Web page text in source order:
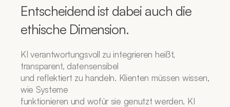
Entscheidend ist dabei auch die
ethische Dimension.
KI verantwortungsvoll zu integrieren heißt,
transparent, datensensibel
und reflektiert zu handeln. Klienten müssen wissen,
wie Systeme
funktionieren und wofür sie genutzt werden. KI